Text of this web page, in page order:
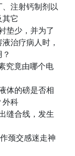
注射钙制剂以
它
垫少，并为了
治疗病人时，
究竟由哪个电
体的磅是否相
外科
缝合线，发生
颈交感迷走神